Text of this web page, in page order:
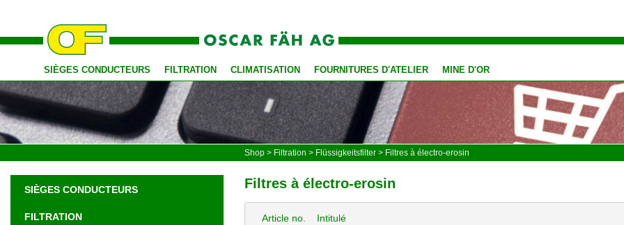
SIÈGES CONDUCTEURS FILTRATION CLIMATISATION FOURNITURES D'ATELIER MINE D'OR
SIÈGES CONDUCTEURS
FILTRATION
Shop > Filtration > Flüssigkeitsfilter > Filtres à électro-erosin
Filtres à électro-erosin
Article no. Intitulé